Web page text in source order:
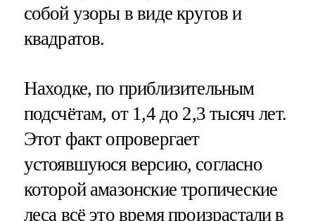
собой узоры в виде кругов и
квадратов.
Находке, по приблизительным
подсчётам, от 1,4 до 2,3 тысяч лет.
Этот факт опровергает
устоявшуюся версию, согласно
которой амазонские тропические
леса всё это время произрастали в